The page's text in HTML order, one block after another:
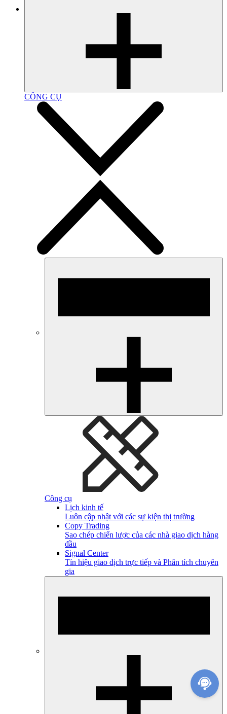
CÔNG CỤ
Công cụ
Lịch kinh tế
Luôn cập nhật với các sự kiện thị trường
Copy Trading
Sao chép chiến lược của các nhà giao dịch hàng
đầu
Signal Center
Tín hiệu giao dịch trực tiếp và Phân tích chuyên
gia